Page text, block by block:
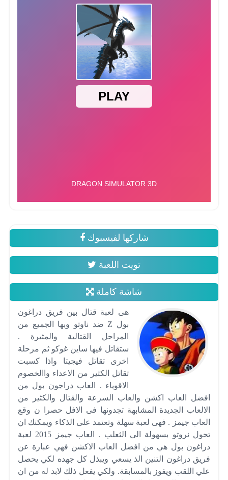
شاركها لفيسبوك
تويت اللعبة
شاشة كاملة
هى لعبة قتال بين فريق دراغون
بول Z ضد ناوتو وبها الجميع من
المراحل القتالية والمثيرة .
ستقاتل فيها ساين غوكو ثم مرحلة
اخرى تقاتل فيجيتا واذا كسبت
تقاتل الكثير من الاعداء واالخصوم
الاقوياء . العاب دراجون بول من
افضل العاب اكشن والعاب السرعة والقتال والكثير من
الالعاب الجديدة المشابهة تجدونها فى الافل حصرا ن وقع
العاب جيمز . فهى لعبة سهلة وتعتمد على الذكاء ويمكنك ان
تحول نروتو بسهولة الى الثعلب . العاب جيمز 2015 لعبة
دراغون بول هي من افضل العاب الاكشن فهي عبارة عن
فريق دراغون التنين الذ يسعي ويبذل كل جهده لكي يحصل
علي اللقب ويفوز بالمسابقة. ولكي يفعل ذلك لابد له من ان